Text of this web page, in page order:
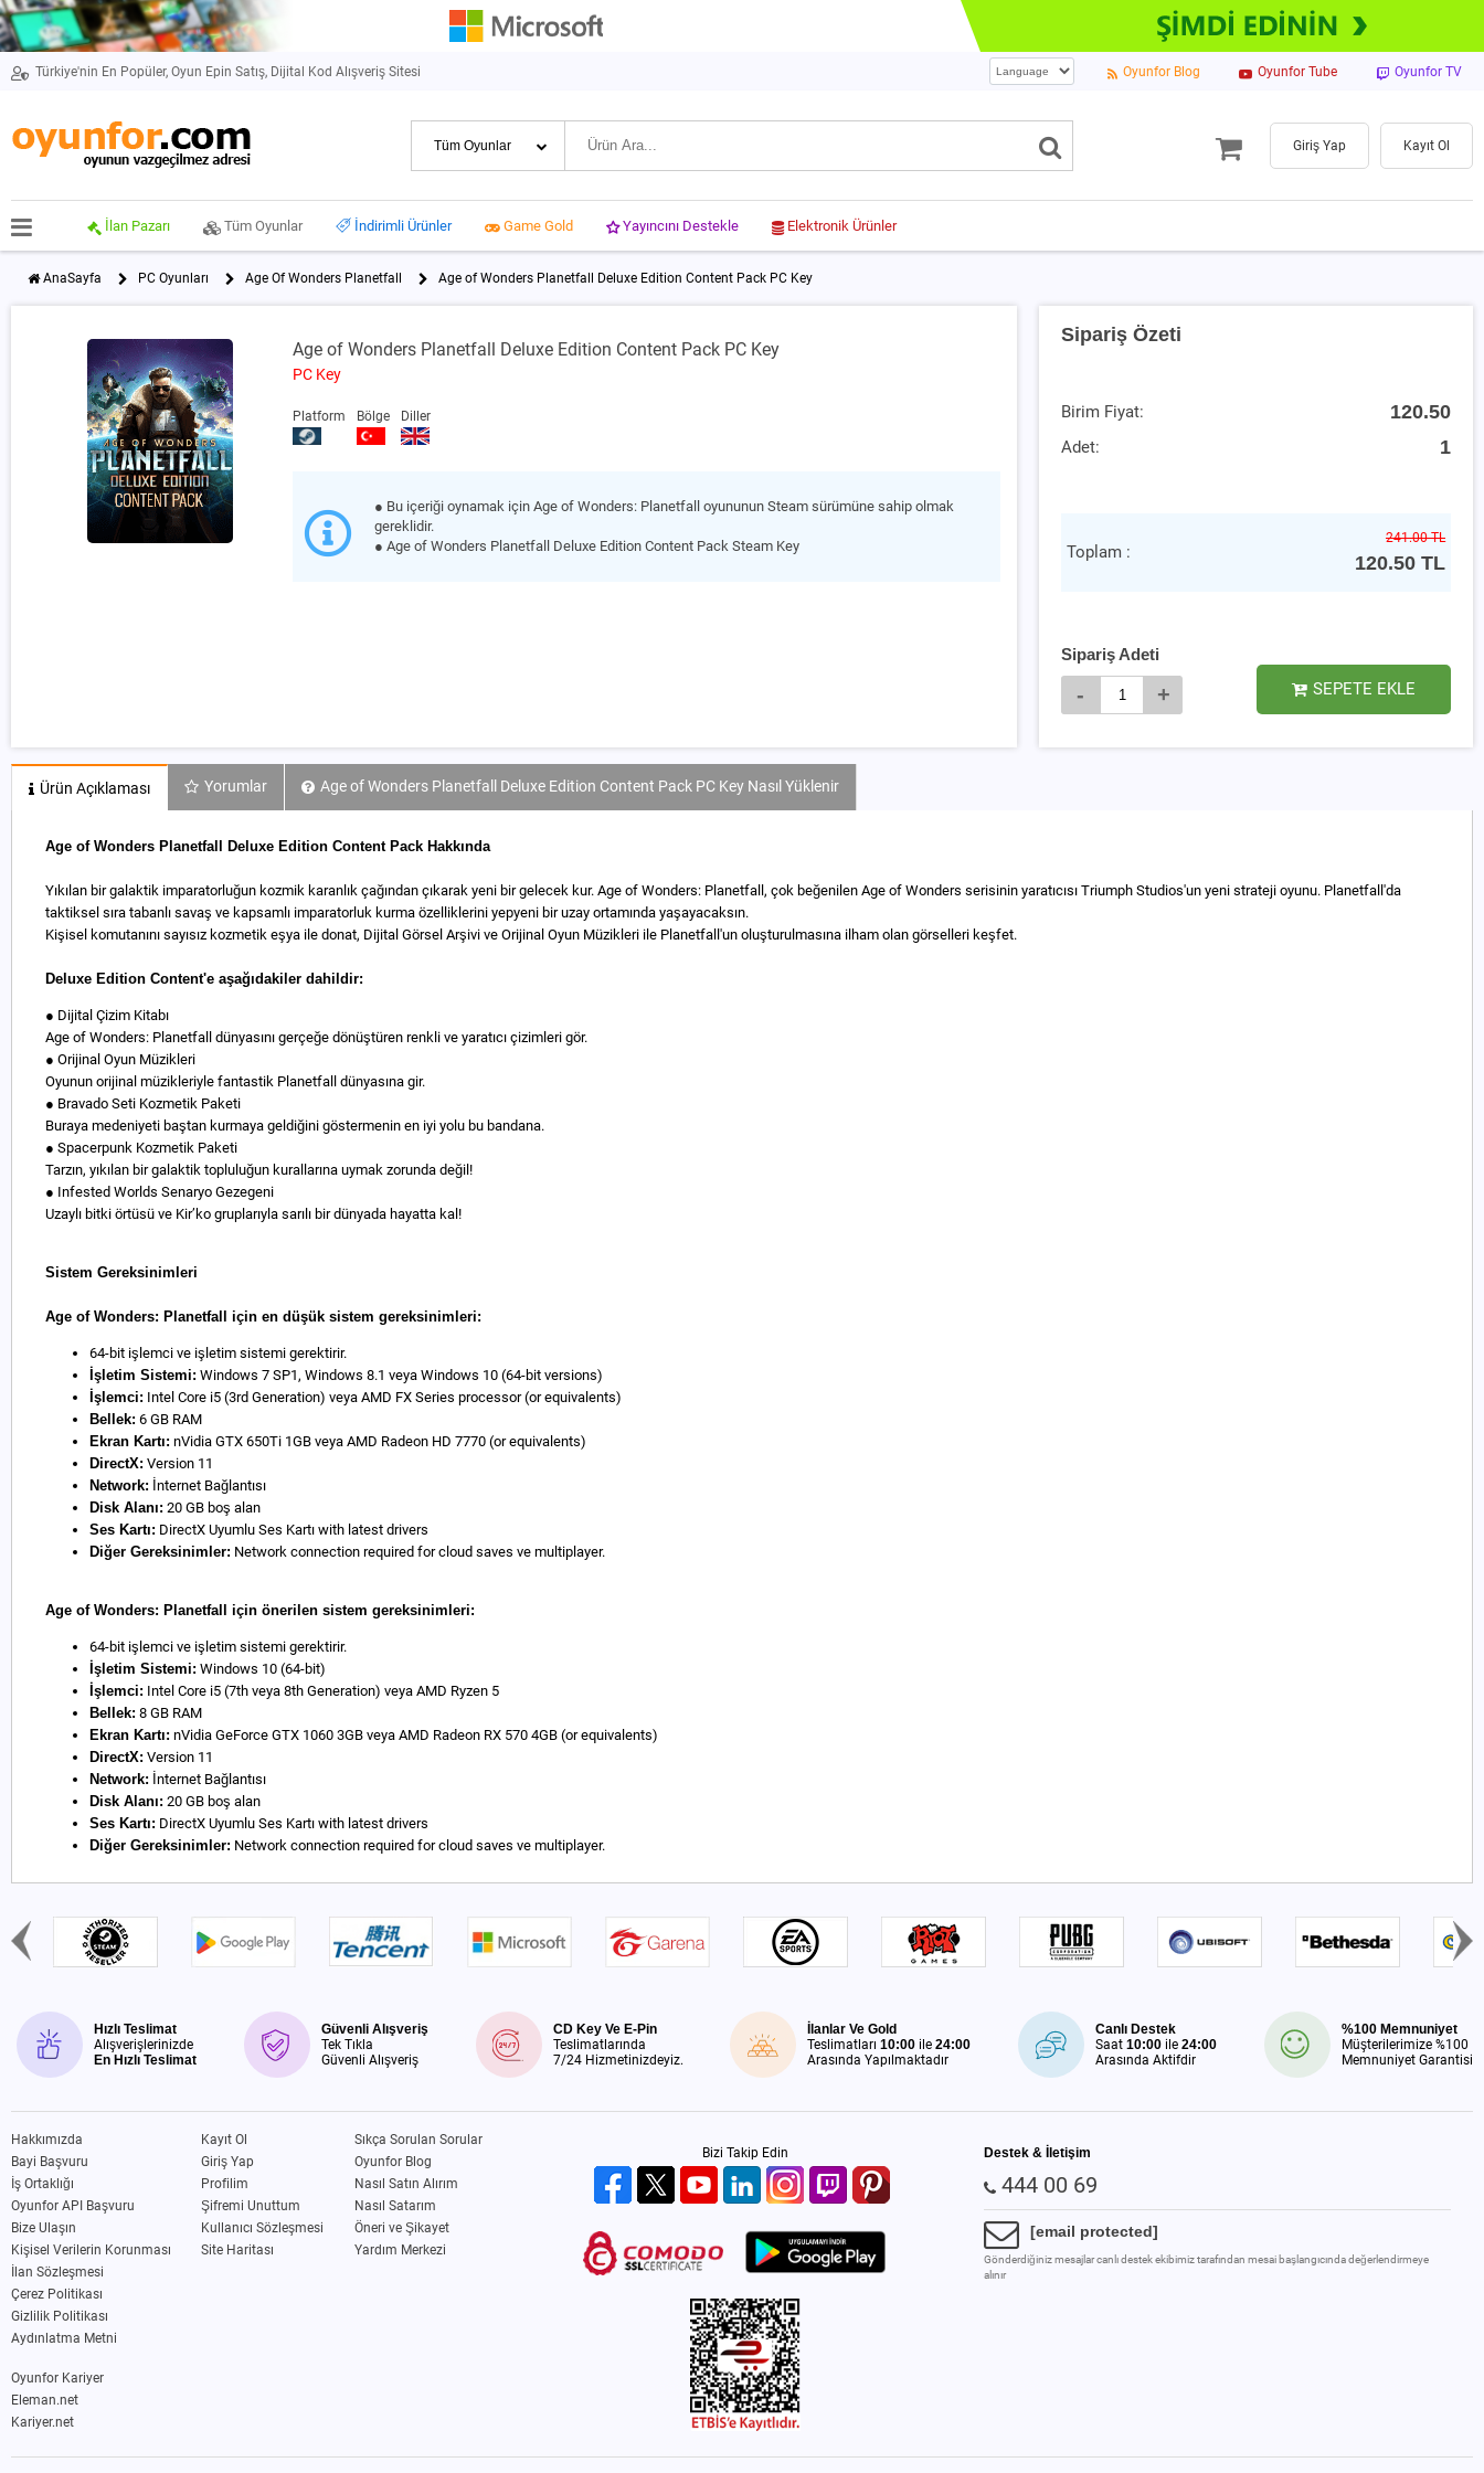
Türkiye'nin En Popüler, Oyun Epin Satış, Dijital Kod Alışveriş Sitesi Oyunfor Blog Oyunfor Tube Oyunfor TV
Giriş Yap Kayıt Ol
İlan Pazarı Tüm Oyunlar İndirimli Ürünler Game Gold Yayıncını Destekle Elektronik Ürünler
AnaSayfa PC Oyunları Age Of Wonders Planetfall Age of Wonders Planetfall Deluxe Edition Content Pack PC Key
Age of Wonders Planetfall Deluxe Edition Content Pack PC Key
PC Key
Platform Bölge Diller
● Bu içeriği oynamak için Age of Wonders: Planetfall oyununun Steam sürümüne sahip olmak
gereklidir.
● Age of Wonders Planetfall Deluxe Edition Content Pack Steam Key
Sipariş Özeti
Birim Fiyat: 120.50
Adet: 1
Toplam :
241.00 TL
120.50 TL
Sipariş Adeti
- + SEPETE EKLE
Ürün Açıklaması Yorumlar Age of Wonders Planetfall Deluxe Edition Content Pack PC Key Nasıl Yüklenir
Age of Wonders Planetfall Deluxe Edition Content Pack Hakkında
Yıkılan bir galaktik imparatorluğun kozmik karanlık çağından çıkarak yeni bir gelecek kur. Age of Wonders: Planetfall, çok beğenilen Age of Wonders serisinin yaratıcısı Triumph Studios'un yeni strateji oyunu. Planetfall'da
taktiksel sıra tabanlı savaş ve kapsamlı imparatorluk kurma özelliklerini yepyeni bir uzay ortamında yaşayacaksın.
Kişisel komutanını sayısız kozmetik eşya ile donat, Dijital Görsel Arşivi ve Orijinal Oyun Müzikleri ile Planetfall'un oluşturulmasına ilham olan görselleri keşfet.
Deluxe Edition Content'e aşağıdakiler dahildir:
● Dijital Çizim Kitabı
Age of Wonders: Planetfall dünyasını gerçeğe dönüştüren renkli ve yaratıcı çizimleri gör.
● Orijinal Oyun Müzikleri
Oyunun orijinal müzikleriyle fantastik Planetfall dünyasına gir.
● Bravado Seti Kozmetik Paketi
Buraya medeniyeti baştan kurmaya geldiğini göstermenin en iyi yolu bu bandana.
● Spacerpunk Kozmetik Paketi
Tarzın, yıkılan bir galaktik topluluğun kurallarına uymak zorunda değil!
● Infested Worlds Senaryo Gezegeni
Uzaylı bitki örtüsü ve Kir’ko gruplarıyla sarılı bir dünyada hayatta kal!
Sistem Gereksinimleri
Age of Wonders: Planetfall için en düşük sistem gereksinimleri:
64-bit işlemci ve işletim sistemi gerektirir.
İşletim Sistemi: Windows 7 SP1, Windows 8.1 veya Windows 10 (64-bit versions)
İşlemci: Intel Core i5 (3rd Generation) veya AMD FX Series processor (or equivalents)
Bellek: 6 GB RAM
Ekran Kartı: nVidia GTX 650Ti 1GB veya AMD Radeon HD 7770 (or equivalents)
DirectX: Version 11
Network: İnternet Bağlantısı
Disk Alanı: 20 GB boş alan
Ses Kartı: DirectX Uyumlu Ses Kartı with latest drivers
Diğer Gereksinimler: Network connection required for cloud saves ve multiplayer.
Age of Wonders: Planetfall için önerilen sistem gereksinimleri:
64-bit işlemci ve işletim sistemi gerektirir.
İşletim Sistemi: Windows 10 (64-bit)
İşlemci: Intel Core i5 (7th veya 8th Generation) veya AMD Ryzen 5
Bellek: 8 GB RAM
Ekran Kartı: nVidia GeForce GTX 1060 3GB veya AMD Radeon RX 570 4GB (or equivalents)
DirectX: Version 11
Network: İnternet Bağlantısı
Disk Alanı: 20 GB boş alan
Ses Kartı: DirectX Uyumlu Ses Kartı with latest drivers
Diğer Gereksinimler: Network connection required for cloud saves ve multiplayer.
Hızlı Teslimat
Alışverişlerinizde
En Hızlı Teslimat
Güvenli Alışveriş
Tek Tıkla
Güvenli Alışveriş
CD Key Ve E-Pin
Teslimatlarında
7/24 Hizmetinizdeyiz.
İlanlar Ve Gold
Teslimatları10:00 ile24:00
Arasında Yapılmaktadır
Canlı Destek
Saat10:00 ile24:00
Arasında Aktifdir
%100 Memnuniyet
Müşterilerimize %100
Memnuniyet Garantisi
Hakkımızda
Bayi Başvuru
İş Ortaklığı
Oyunfor API Başvuru
Bize Ulaşın
Kişisel Verilerin Korunması
İlan Sözleşmesi
Çerez Politikası
Gizlilik Politikası
Aydınlatma Metni
Kayıt Ol
Giriş Yap
Profilim
Şifremi Unuttum
Kullanıcı Sözleşmesi
Site Haritası
Sıkça Sorulan Sorular
Oyunfor Blog
Nasıl Satın Alırım
Nasıl Satarım
Öneri ve Şikayet
Yardım Merkezi
Oyunfor Kariyer
Eleman.net
Kariyer.net
Bizi Takip Edin Destek & İletişim
444 00 69
[email protected]
Gönderdiğiniz mesajlar canlı destek ekibimiz tarafından mesai başlangıcında değerlendirmeye
alınır